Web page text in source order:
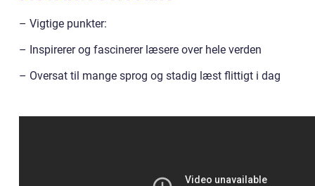
– Vigtige punkter:
– Inspirerer og fascinerer læsere over hele verden
– Oversat til mange sprog og stadig læst flittigt i dag